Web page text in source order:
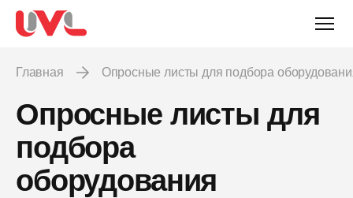
Главная Опросные листы для подбора
Опросные листы для
подбора
оборудования